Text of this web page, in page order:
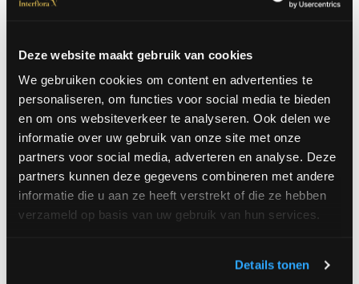
Deze website maakt gebruik van cookies
We gebruiken cookies om content en advertenties te
personaliseren, om functies voor social media te bieden
en om ons websiteverkeer te analyseren. Ook delen we
informatie over uw gebruik van onze site met onze
partners voor social media, adverteren en analyse. Deze
partners kunnen deze gegevens combineren met andere
informatie die u aan ze heeft verstrekt of die ze hebben
verzameld op basis van uw gebruik van hun services.
Details tonen
Order
small (+/- Ø 40 cm) 43,00 €
medium (+/- Ø 50 cm) 59,00 €
large (+/- Ø 55 cm) 75,00 €